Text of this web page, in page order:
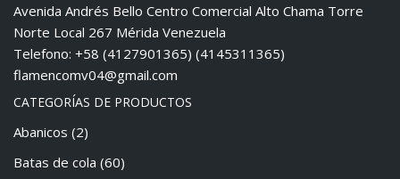
Avenida Andrés Bello Centro Comercial Alto Chama Torre
Norte Local 267 Mérida Venezuela
Telefono: +58 (4127901365) (4145311365)
flamencomv04@gmail.com
CATEGORÍAS DE PRODUCTOS
Abanicos (2)
Batas de cola (60)